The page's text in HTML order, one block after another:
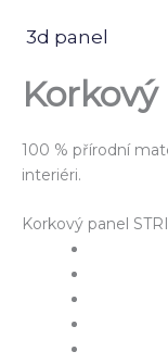
3d panel
Korkový
100 % přírodní
interiéri.
Korkový panel